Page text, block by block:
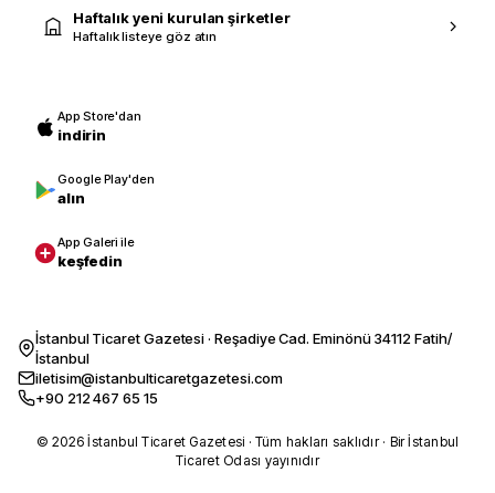
Haftalık yeni kurulan şirketler
Haftalık listeye göz atın
App Store'dan
indirin
Google Play'den
alın
App Galeri ile
keşfedin
İstanbul Ticaret Gazetesi · Reşadiye Cad. Eminönü 34112 Fatih/
İstanbul
iletisim@istanbulticaretgazetesi.com
+90 212 467 65 15
© 2026 İstanbul Ticaret Gazetesi · Tüm hakları saklıdır · Bir İstanbul
Ticaret Odası yayınıdır